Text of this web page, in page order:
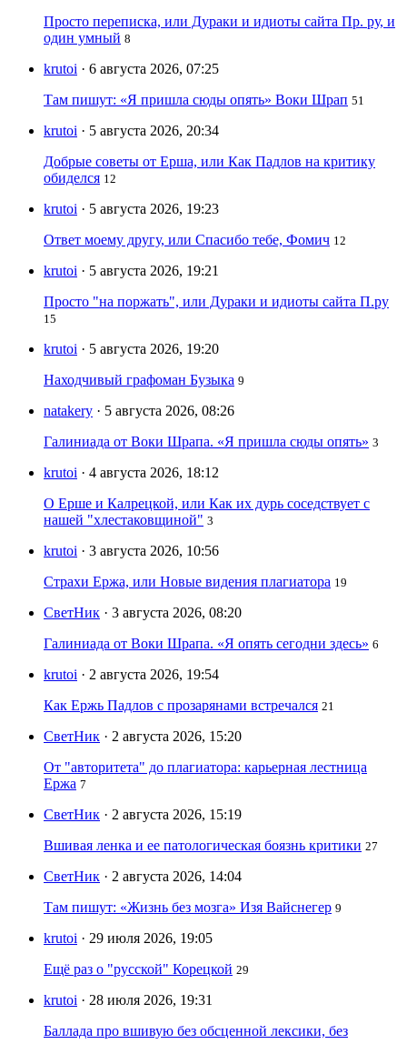
Просто переписка, или Дураки и идиоты сайта Пр. ру, и
один умный 8
krutoi · 6 августа 2026, 07:25
Там пишут: «Я пришла сюды опять» Воки Шрап 51
krutoi · 5 августа 2026, 20:34
Добрые советы от Ерша, или Как Падлов на критику
обиделся 12
krutoi · 5 августа 2026, 19:23
Ответ моему другу, или Спасибо тебе, Фомич 12
krutoi · 5 августа 2026, 19:21
Просто "на поржать", или Дураки и идиоты сайта П.ру
15
krutoi · 5 августа 2026, 19:20
Находчивый графоман Бузыка 9
natakery · 5 августа 2026, 08:26
Галиниада от Воки Шрапа. «Я пришла сюды опять» 3
krutoi · 4 августа 2026, 18:12
О Ерше и Калрецкой, или Как их дурь соседствует с
нашей "хлестаковщиной" 3
krutoi · 3 августа 2026, 10:56
Страхи Ержа, или Новые видения плагиатора 19
СветНик · 3 августа 2026, 08:20
Галиниада от Воки Шрапа. «Я опять сегодни здесь» 6
krutoi · 2 августа 2026, 19:54
Как Ержь Падлов с прозарянами встречался 21
СветНик · 2 августа 2026, 15:20
От "авторитета" до плагиатора: карьерная лестница
Ержа 7
СветНик · 2 августа 2026, 15:19
Вшивая ленка и ее патологическая боязнь критики 27
СветНик · 2 августа 2026, 14:04
Там пишут: «Жизнь без мозга» Изя Вайснегер 9
krutoi · 29 июля 2026, 19:05
Ещё раз о "русской" Корецкой 29
krutoi · 28 июля 2026, 19:31
Баллада про вшивую без обсценной лексики, без